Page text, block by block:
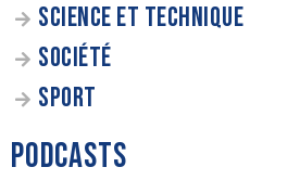
SCIENCE ET TECHNIQUE
SOCIÉTÉ
SPORT
PODCASTS